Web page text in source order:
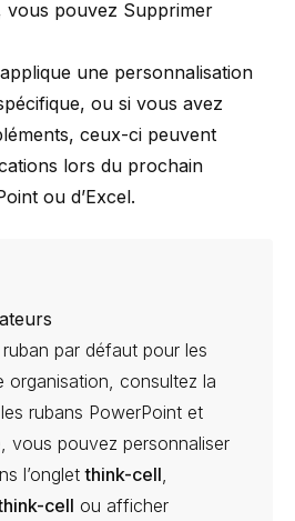
vous pouvez Supprimer
une personnalisation
ou si vous avez
ceux-ci peuvent
lors du prochain
ou d’Excel.
par défaut pour les
organisation, consultez la
rubans PowerPoint et
vous pouvez personnaliser
l’ongletthink-cell
cell ou afficher